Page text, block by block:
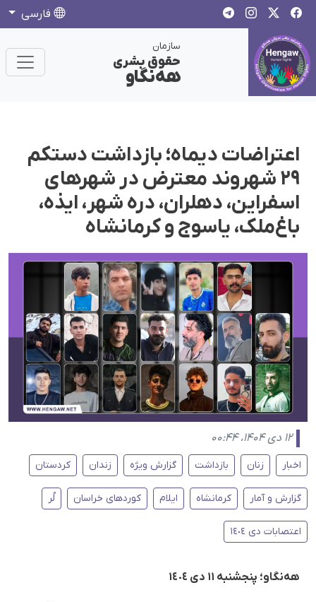
فارسی
سازمان
حقوق بشری
هەنگاو
اعتراضات دیماه؛ بازداشت دستکم
۲۹ شهروند معترض در شهرهای
اسفراین، دهلران، درە شهر، ایذە،
باغ‌ملک، یاسوج و کرمانشاه
۱۲ دی ۱۴۰۴، ۰۰:۴۴
اخبار زنان بازداشت گزارش ویژه زندان کردستان
گزارش و آمار کرمانشاه ایلام کوردهای خراسان لُر
اعتصابات دی ١٤٠٤
هەنگاو؛ پنجشنبە ١١ دی ١٤٠٤